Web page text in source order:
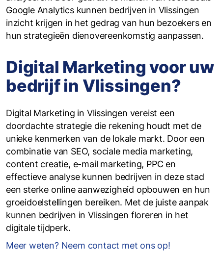
Google Analytics kunnen bedrijven in Vlissingen
inzicht krijgen in het gedrag van hun bezoekers en
hun strategieën dienovereenkomstig aanpassen.
Digital Marketing voor uw
bedrijf in Vlissingen?
Digital Marketing in Vlissingen vereist een
doordachte strategie die rekening houdt met de
unieke kenmerken van de lokale markt. Door een
combinatie van SEO, sociale media marketing,
content creatie, e-mail marketing, PPC en
effectieve analyse kunnen bedrijven in deze stad
een sterke online aanwezigheid opbouwen en hun
groeidoelstellingen bereiken. Met de juiste aanpak
kunnen bedrijven in Vlissingen floreren in het
digitale tijdperk.
Meer weten? Neem contact met ons op!